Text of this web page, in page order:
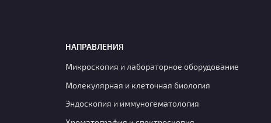
НАПРАВЛЕНИЯ
Микроскопия и лабораторное оборудование
Молекулярная и клеточная биология
Эндоскопия и иммуногематология